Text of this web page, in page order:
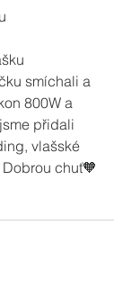
smíchali a
800W a
přidali
vlašské
chuť🧡